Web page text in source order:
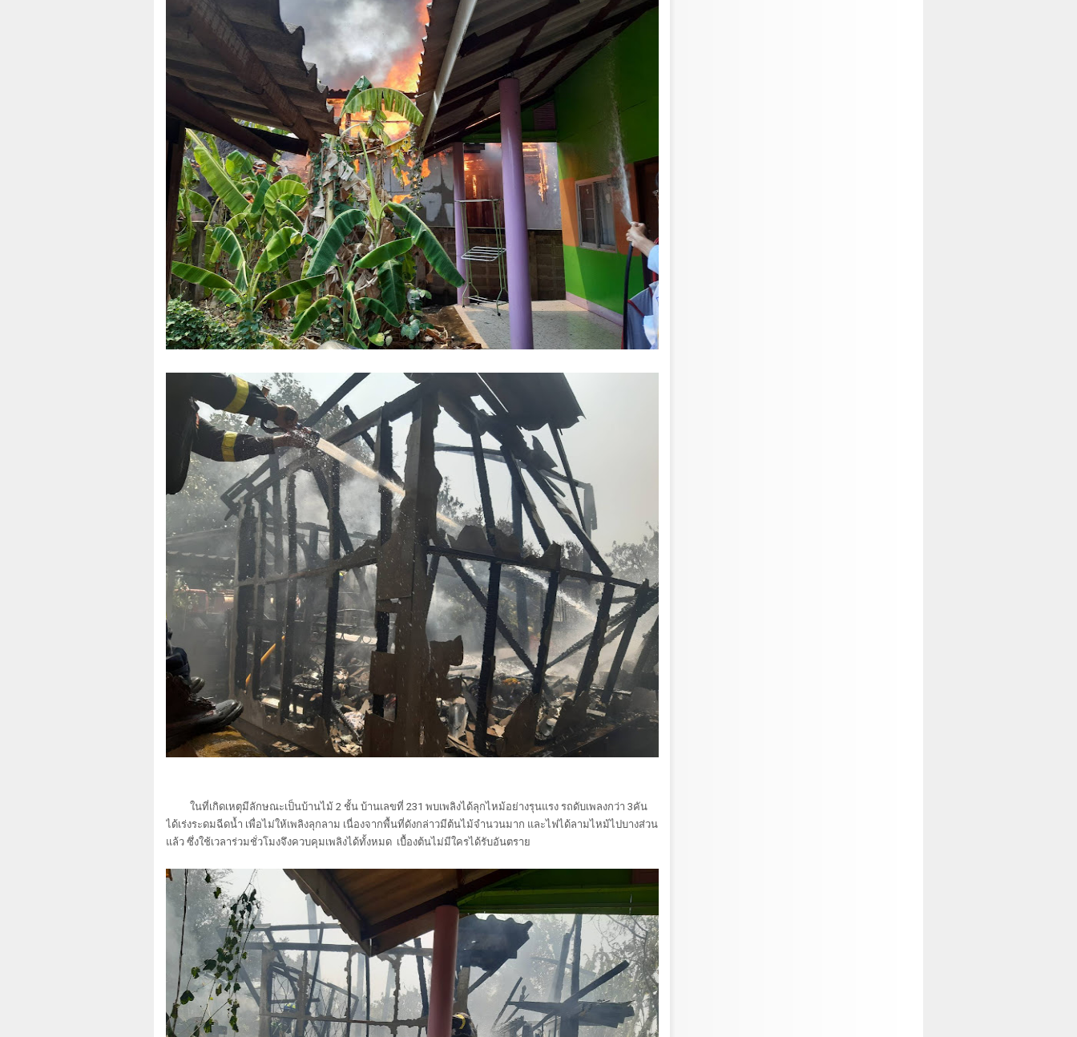
ในที่เกิดเหตุมีลักษณะเป็นบ้านไม้ 2 ชั้น บ้านเลขที่ 231 พบเพลิงได้ลุกไหม้อย่างรุนแรง รถดับเพลงกว่า 3คัน
ได้เร่งระดมฉีดน้ำ เพื่อไม่ให้เพลิงลุกลาม เนื่องจากพื้นที่ดังกล่าวมีต้นไม้จำนวนมาก และไฟได้ลามไหม้ไปบางส่วน
แล้ว ซึ่งใช้เวลาร่วมชั่วโมงจึงควบคุมเพลิงได้ทั้งหมด เบื้องต้นไม่มีใครได้รับอันตราย